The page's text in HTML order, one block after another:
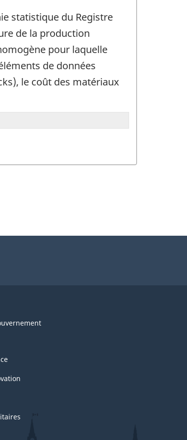
statistique du Registre
de la production
pour laquelle
de données
le coût des matériaux